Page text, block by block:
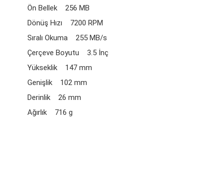
Ön Bellek 256 MB
Dönüş Hızı 7200 RPM
Sıralı Okuma 255 MB/s
Çerçeve Boyutu 3.5 İnç
Yükseklik 147 mm
Genişlik 102 mm
Derinlik 26 mm
Ağırlık 716 g